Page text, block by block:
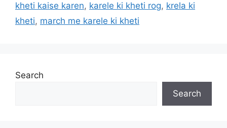
kheti kaise karen, karele ki kheti rog, krela ki
kheti, march me karele ki kheti
Search
Search